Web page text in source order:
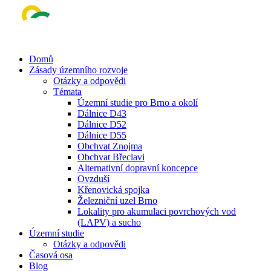
Menu
Domů
Zásady územního rozvoje
Otázky a odpovědi
Témata
Územní studie pro Brno a okolí
Dálnice D43
Dálnice D52
Dálnice D55
Obchvat Znojma
Obchvat Břeclavi
Alternativní dopravní koncepce
Ovzduší
Křenovická spojka
Železniční uzel Brno
Lokality pro akumulaci povrchových vod
(LAPV) a sucho
Územní studie
Otázky a odpovědi
Časová osa
Blog